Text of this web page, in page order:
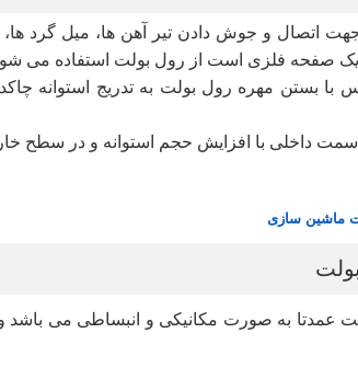
اتصال و جوش دادن تیر آهن ها، میل گرد
یک صفحه فلزی است از رول بولت استفاده می
با بستن مهره رول بولت به تدریج استوانه
داخلی با افزایش حجم استوانه و در سطح
ماشین سازی
عمدتا به صورت مکانیکی و انبساطی می باشد